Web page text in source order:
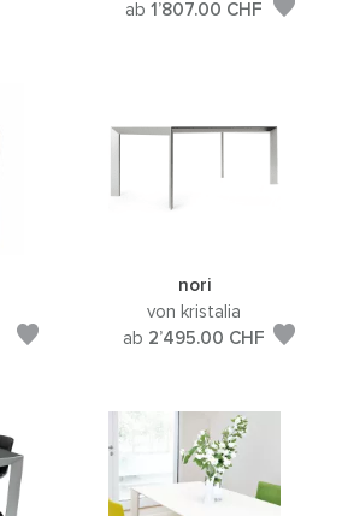
ab1’807.00 CHF
nori
von kristalia
ab 2’495.00 CHF